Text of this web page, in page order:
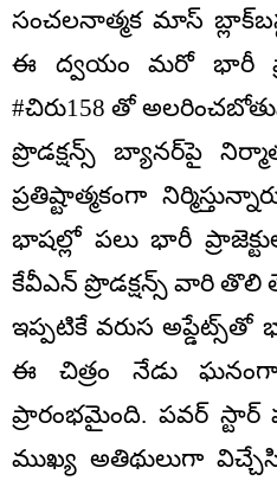
సంచలనాత్మక మాస్
ఈ ద్వయం మరో భారీ
#చిరు158 తో
ప్రొడక్షన్స్ బ్యానర్‌పై
ప్రతిష్టాత్మకంగా
భాషల్లో పలు భారీ
కేవీఎన్ ప్రొడక్షన్స్ వారి తొలి
ఇప్పటికే వరుస అప్డేట్స్‌తో
ఈ చిత్రం నేడు
ప్రారంభమైంది. పవర్
ముఖ్య అతిథులుగా